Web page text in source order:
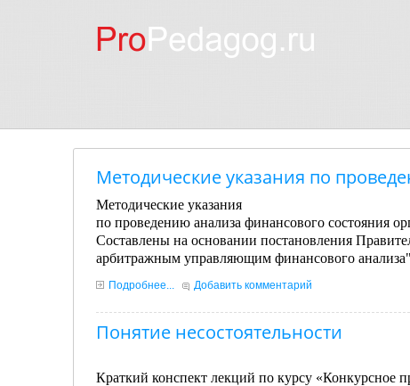
Методические указания по
Методические указания
по проведению анализа финансового состояния
Составлены на основании постановления
арбитражным управляющим финансового анализа"
Подробнее... Добавить комментарий
Понятие несостоятельности
Краткий конспект лекций по курсу «Конкурсное